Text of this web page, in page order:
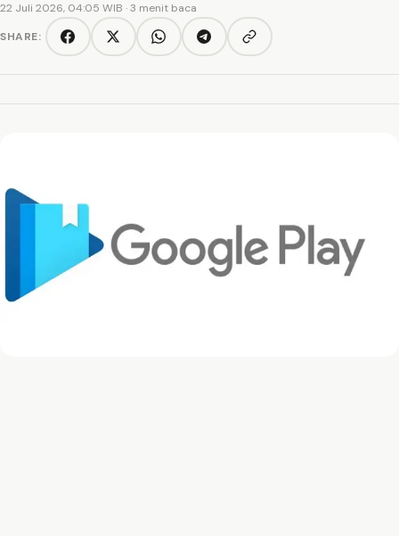
22 Juli 2026, 04:05 WIB · 3 menit baca
SHARE:
FacebookTwitter/XWhatsAppTelegramCopy link